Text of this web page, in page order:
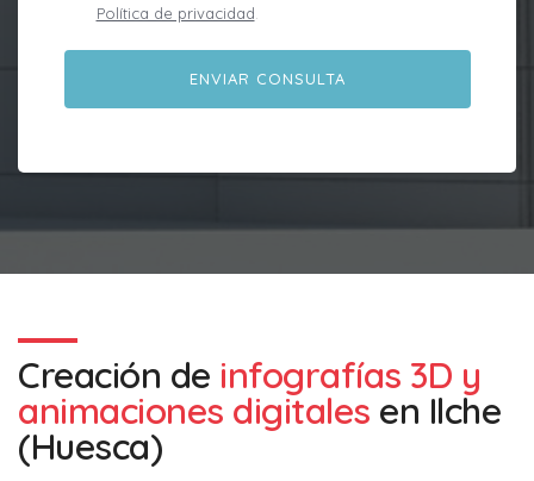
Política de privacidad.
Creación de infografías 3D y
animaciones digitales en Ilche
(Huesca)